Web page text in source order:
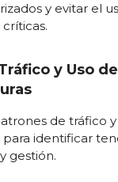
y evitar el
y Uso de
de tráfico
identificar
gestión.